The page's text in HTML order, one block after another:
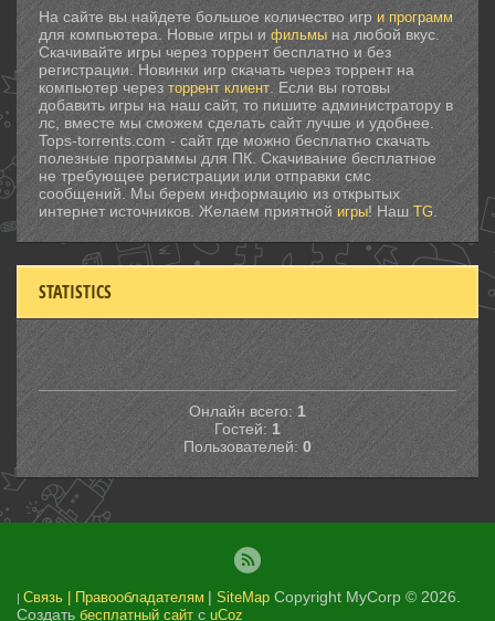
На сайте вы найдете большое количество игр и программ
для компьютера. Новые игры и фильмы на любой вкус.
Скачивайте игры через торрент бесплатно и без
регистрации. Новинки игр скачать через торрент на
компьютер через торрент клиент . Если вы готовы
добавить игры на наш сайт, то пишите администратору в
лс, вместе мы сможем сделать сайт лучше и удобнее.
Tops-torrents.com - сайт где можно бесплатно скачать
полезные программы для ПК. Скачивание бесплатное
не требующее регистрации или отправки смс
сообщений. Мы берем информацию из открытых
интернет источников. Желаем приятной игры! Наш TG
STATISTICS
Онлайн всего: 1
Гостей: 1
Пользователей: 0
| Связь | Правообладателям | SiteMap Copyright MyCorp © 2026
Создать бесплатный сайт с uCoz